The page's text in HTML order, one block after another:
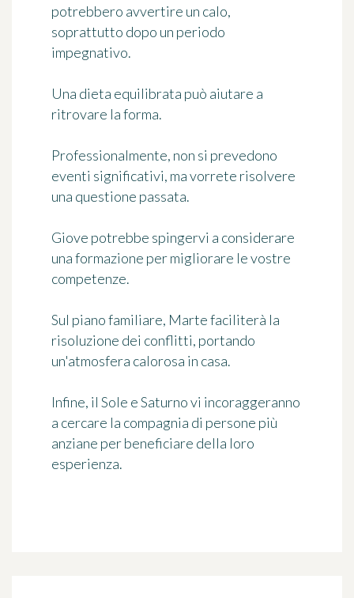
potrebbero avvertire un calo,
soprattutto dopo un periodo
impegnativo.
Una dieta equilibrata può aiutare a
ritrovare la forma.
Professionalmente, non si prevedono
eventi significativi, ma vorrete risolvere
una questione passata.
Giove potrebbe spingervi a considerare
una formazione per migliorare le vostre
competenze.
Sul piano familiare, Marte faciliterà la
risoluzione dei conflitti, portando
un'atmosfera calorosa in casa.
Infine, il Sole e Saturno vi incoraggeranno
a cercare la compagnia di persone più
anziane per beneficiare della loro
esperienza.